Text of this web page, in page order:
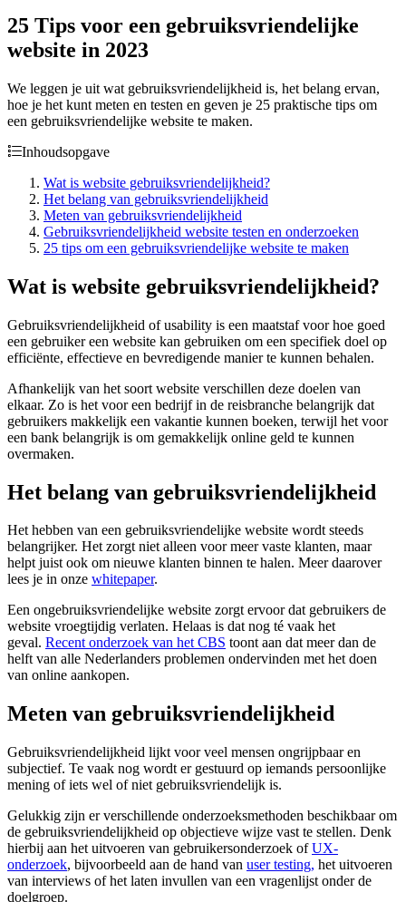
25 Tips voor een gebruiksvriendelijke
website in 2023
We leggen je uit wat gebruiksvriendelijkheid is, het belang ervan,
hoe je het kunt meten en testen en geven je 25 praktische tips om
een gebruiksvriendelijke website te maken.
Inhoudsopgave
Wat is website gebruiksvriendelijkheid?
Het belang van gebruiksvriendelijkheid
Meten van gebruiksvriendelijkheid
Gebruiksvriendelijkheid website testen en onderzoeken
25 tips om een gebruiksvriendelijke website te maken
Wat is website gebruiksvriendelijkheid?
Gebruiksvriendelijkheid of usability is een maatstaf voor hoe goed
een gebruiker een website kan gebruiken om een specifiek doel op
efficiënte, effectieve en bevredigende manier te kunnen behalen.
Afhankelijk van het soort website verschillen deze doelen van
elkaar. Zo is het voor een bedrijf in de reisbranche belangrijk dat
gebruikers makkelijk een vakantie kunnen boeken, terwijl het voor
een bank belangrijk is om gemakkelijk online geld te kunnen
overmaken.
Het belang van gebruiksvriendelijkheid
Het hebben van een gebruiksvriendelijke website wordt steeds
belangrijker. Het zorgt niet alleen voor meer vaste klanten, maar
helpt juist ook om nieuwe klanten binnen te halen. Meer daarover
lees je in onze whitepaper.
Een ongebruiksvriendelijke website zorgt ervoor dat gebruikers de
website vroegtijdig verlaten. Helaas is dat nog té vaak het
geval. Recent onderzoek van het CBS toont aan dat meer dan de
helft van alle Nederlanders problemen ondervinden met het doen
van online aankopen.
Meten van gebruiksvriendelijkheid
Gebruiksvriendelijkheid lijkt voor veel mensen ongrijpbaar en
subjectief. Te vaak nog wordt er gestuurd op iemands persoonlijke
mening of iets wel of niet gebruiksvriendelijk is.
Gelukkig zijn er verschillende onderzoeksmethoden beschikbaar om
de gebruiksvriendelijkheid op objectieve wijze vast te stellen. Denk
hierbij aan het uitvoeren van gebruikersonderzoek ofUX-
onderzoek, bijvoorbeeld aan de hand van user testing, het uitvoeren
van interviews of het laten invullen van een vragenlijst onder de
doelgroep.